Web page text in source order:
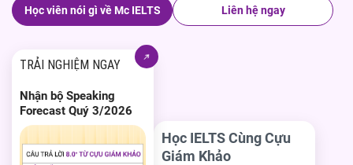
Học viên nói gì về Mc IELTS Liên hệ ngay
TRẢI NGHIỆM NGAY
Nhận bộ Speaking
Forecast Quý 3/2026
Học IELTS Cùng Cựu
Giám Khảo